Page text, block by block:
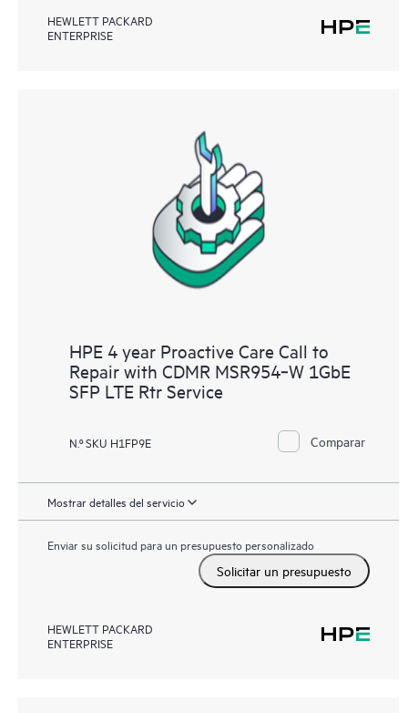
HEWLETT PACKARD
ENTERPRISE
HPE 4 year Proactive Care Call to
Repair with CDMR MSR954‑W 1GbE
SFP LTE Rtr Service
N.º SKU H1FP9E Comparar
Mostrar detalles del servicio
Enviar su solicitud para un presupuesto personalizado
Solicitar un presupuesto
HEWLETT PACKARD
ENTERPRISE